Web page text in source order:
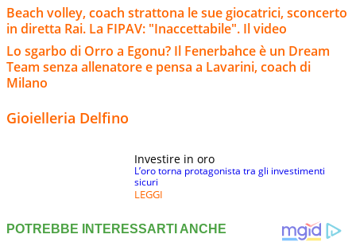
Beach volley, coach strattona le sue giocatrici, sconcerto
in diretta Rai. La FIPAV: "Inaccettabile". Il video
Lo sgarbo di Orro a Egonu? Il Fenerbahce è un Dream
Team senza allenatore e pensa a Lavarini, coach di
Milano
Gioielleria Delfino
Investire in oro
L’oro torna protagonista tra gli investimenti
sicuri
LEGGI